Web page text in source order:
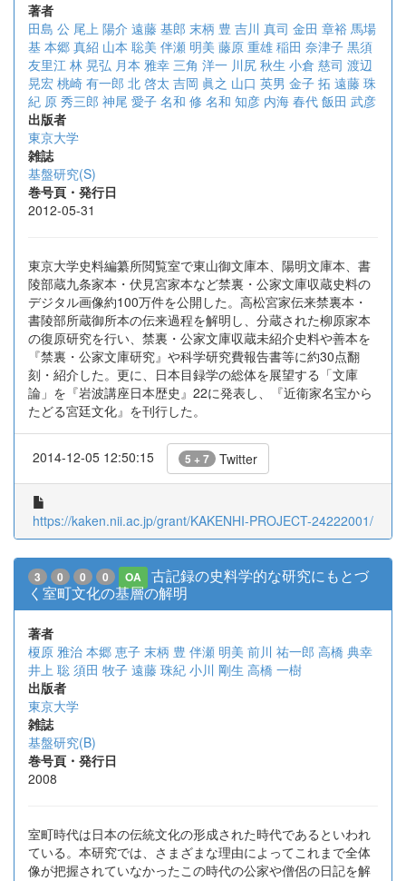
著者
田島 公 尾上 陽介 遠藤 基郎 末柄 豊 吉川 真司 金田 章裕 馬場
基 本郷 真紹 山本 聡美 伴瀬 明美 藤原 重雄 稲田 奈津子 黒須
友里江 林 晃弘 月本 雅幸 三角 洋一 川尻 秋生 小倉 慈司 渡辺
晃宏 桃崎 有一郎 北 啓太 吉岡 眞之 山口 英男 金子 拓 遠藤 珠
紀 原 秀三郎 神尾 愛子 名和 修 名和 知彦 内海 春代 飯田 武彦
出版者
東京大学
雑誌
基盤研究(S)
巻号頁・発行日
2012-05-31
東京大学史料編纂所閲覧室で東山御文庫本、陽明文庫本、書
陵部蔵九条家本・伏見宮家本など禁裏・公家文庫収蔵史料の
デジタル画像約100万件を公開した。高松宮家伝来禁裏本・
書陵部所蔵御所本の伝来過程を解明し、分蔵された柳原家本
の復原研究を行い、禁裏・公家文庫収蔵未紹介史料や善本を
『禁裏・公家文庫研究』や科学研究費報告書等に約30点翻
刻・紹介した。更に、日本目録学の総体を展望する「文庫
論」を『岩波講座日本歴史』22に発表し、『近衞家名宝から
たどる宮廷文化』を刊行した。
2014-12-05 12:50:15 5 + 7 Twitter
https://kaken.nii.ac.jp/grant/KAKENHI-PROJECT-24222001/
3 0 0 0 OA
古記録の史料学的な研究にもとづ
く室町文化の基層の解明
著者
榎原 雅治 本郷 恵子 末柄 豊 伴瀬 明美 前川 祐一郎 高橋 典幸
井上 聡 須田 牧子 遠藤 珠紀 小川 剛生 高橋 一樹
出版者
東京大学
雑誌
基盤研究(B)
巻号頁・発行日
2008
室町時代は日本の伝統文化の形成された時代であるといわれ
ている。本研究では、さまざまな理由によってこれまで全体
像が把握されていなかったこの時代の公家や僧侶の日記を解